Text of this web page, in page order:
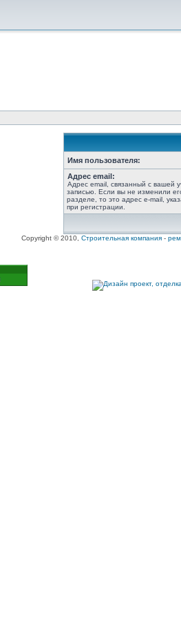
Имя пользователя:
Адрес email:
Адрес email, связанный с вашей
записью. Если вы не изменили
разделе, то это адрес e-mail,
при регистрации.
Copyright © 2010, Строительная компания -